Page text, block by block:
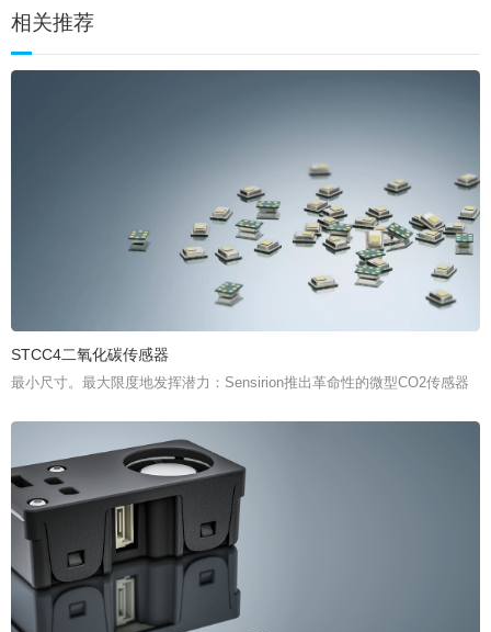
相关推荐
STCC4二氧化碳传感器
最小尺寸。最大限度地发挥潜力：Sensirion推出革命性的微型CO2传感器